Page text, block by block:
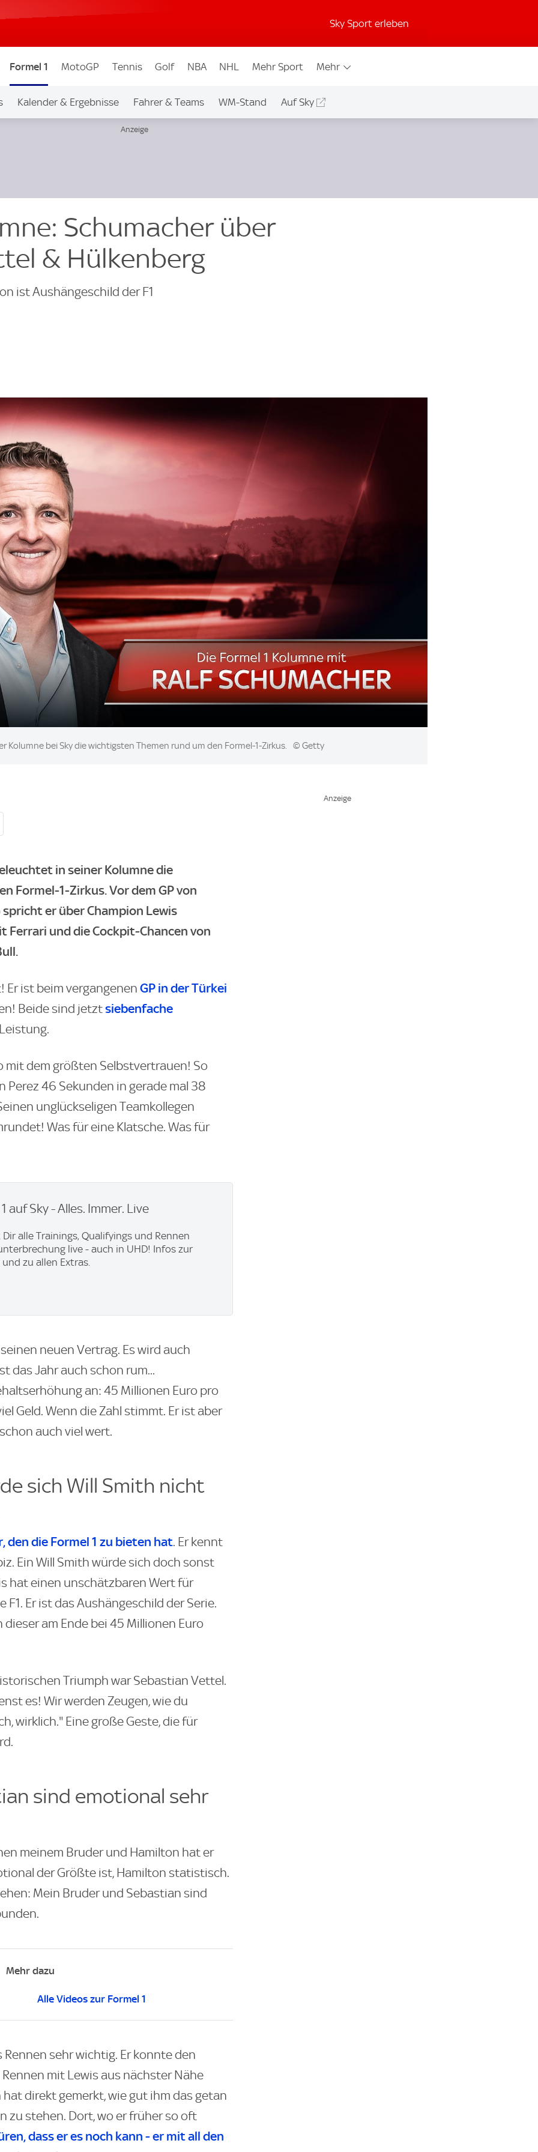
Sky Sport erleben
Formel 1 MotoGP Tennis Golf NBA NHL Mehr Sport Mehr
Kalender & Ergebnisse Fahrer & Teams WM-Stand Auf Sky
Schumacher über
& Hülkenberg
ist Aushängeschild der F1
Kolumne bei Sky die wichtigsten Themen rund um den Formel-1-Zirkus. © Getty
in seiner Kolumne die
Formel-1-Zirkus. Vor dem GP von
er über Champion Lewis
Ferrari und die Cockpit-Chancen von
ist beim vergangenen GP in der Türkei
Beide sind jetztsiebenfache
mit dem größten Selbstvertrauen! So
Perez 46 Sekunden in gerade mal 38
unglückseligen Teamkollegen
Was für eine Klatsche. Was für
auf Sky - Alles. Immer. Live
Dir alle Trainings, Qualifyings und Rennen
live - auch in UHD! Infos zur
zu allen Extras.
neuen Vertrag. Es wird auch
das Jahr auch schon rum...
an: 45 Millionen Euro pro
Geld. Wenn die Zahl stimmt. Er ist aber
auch viel wert.
sich Will Smith nicht
den die Formel 1 zu bieten hat. Er kennt
Ein Will Smith würde sich doch sonst
hat einen unschätzbaren Wert für
Er ist das Aushängeschild der Serie.
am Ende bei 45 Millionen Euro
Triumph war Sebastian Vettel.
es! Wir werden Zeugen, wie du
wirklich." Eine große Geste, die für
sind emotional sehr
meinem Bruder und Hamilton hat er
der Größte ist, Hamilton statistisch.
Mein Bruder und Sebastian sind
Mehr dazu
Alle Videos zur Formel 1
sehr wichtig. Er konnte den
mit Lewis aus nächster Nähe
direkt gemerkt, wie gut ihm das getan
zu stehen. Dort, wo er früher so oft
dass er es noch kann - er mit all den